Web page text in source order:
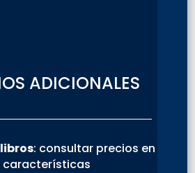
ADICIONALES
: consultar precios en
características